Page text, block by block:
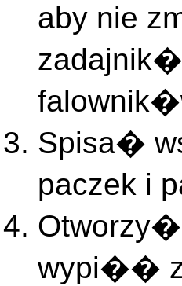
aby nie
Spisa�
paczek i
Otworzy�
wypi��